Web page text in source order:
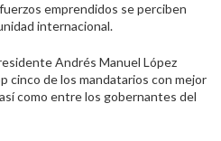
emprendidos se perciben
internacional.
Andrés Manuel López
cinco de los mandatarios con mejor
como entre los gobernantes del